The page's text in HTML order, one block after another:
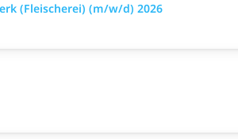
(Fleischerei) (m/w/d) 2026